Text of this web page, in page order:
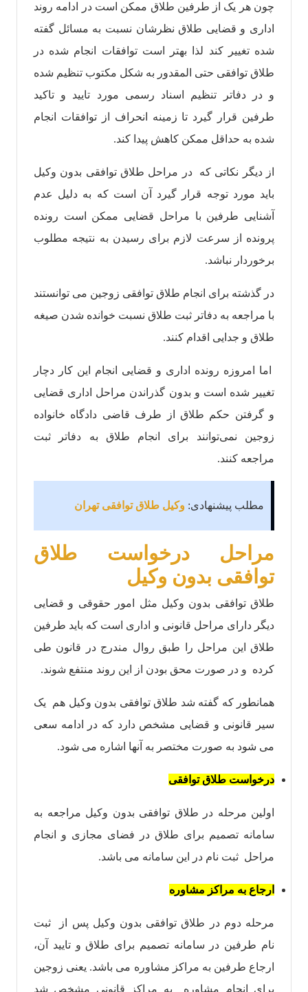
چون هر یک از طرفین طلاق ممکن است در ادامه روند
اداری و قضایی طلاق نظرشان نسبت به مسائل گفته
شده تغییر کند لذا بهتر است توافقات انجام شده در
طلاق توافقی حتی المقدور به شکل مکتوب تنظیم شده
و در دفاتر تنظیم اسناد رسمی مورد تایید و تاکید
طرفین قرار گیرد تا زمینه انحراف از توافقات انجام
شده به حداقل ممکن کاهش پیدا کند.
از دیگر نکاتی که در مراحل طلاق توافقی بدون وکیل
باید مورد توجه قرار گیرد آن است که به دلیل عدم
آشنایی طرفین با مراحل قضایی ممکن است رونده
پرونده از سرعت لازم برای رسیدن به نتیجه مطلوب
برخوردار نباشد.
در گذشته برای انجام طلاق توافقی زوجین می توانستند
با مراجعه به دفاتر ثبت طلاق نسبت خوانده شدن صیغه
طلاق و جدایی اقدام کنند.
اما امروزه رونده اداری و قضایی انجام این کار دچار
تغییر شده است و بدون گذراندن مراحل اداری قضایی
و گرفتن حکم طلاق از طرف قاضی دادگاه خانواده
زوجین نمی‌توانند برای انجام طلاق به دفاتر ثبت
مراجعه کنند.
مطلب پیشنهادی: وکیل طلاق توافقی تهران
مراحل درخواست طلاق
توافقی بدون وکیل
طلاق توافقی بدون وکیل مثل امور حقوقی و قضایی
دیگر دارای مراحل قانونی و اداری است که باید طرفین
طلاق این مراحل را طبق روال مندرج در قانون طی
کرده و در صورت محق بودن از این روند منتفع شوند.
همانطور که گفته شد طلاق توافقی بدون وکیل هم یک
سیر قانونی و قضایی مشخص دارد که در ادامه سعی
می شود به صورت مختصر به آنها اشاره می شود.
درخواست طلاق توافقی
اولین مرحله در طلاق توافقی بدون وکیل مراجعه به
سامانه تصمیم برای طلاق در فضای مجازی و انجام
مراحل ثبت نام در این سامانه می باشد.
ارجاع به مراکز مشاوره
مرحله دوم در طلاق توافقی بدون وکیل پس از ثبت
نام طرفین در سامانه تصمیم برای طلاق و تایید آن،
ارجاع طرفین به مراکز مشاوره می باشد. یعنی زوجین
برای انجام مشاوره به مراکز قانونی مشخص شد